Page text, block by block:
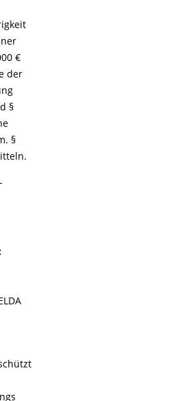
€
der
§
§